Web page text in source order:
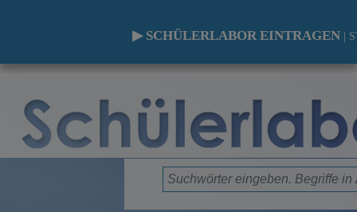
▶ SCHÜLERLABOR EINTRAGEN